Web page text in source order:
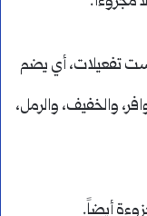
تفعيلات، أي يضم
والخفيف، والرمل،
أيضاً.